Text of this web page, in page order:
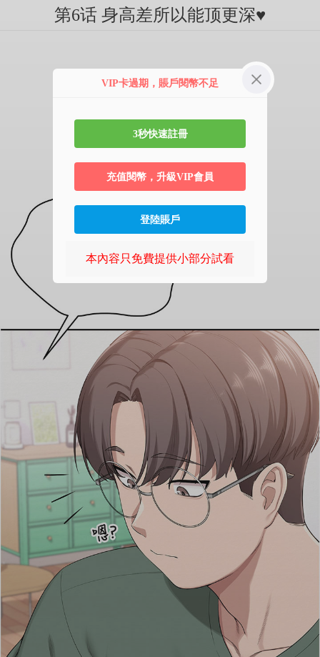
第6话 身高差所以能顶更深♥
VIP卡過期，賬戶閱幣不足
3秒快速註冊
充值閱幣，升級VIP會員
登陸賬戶
本內容只免費提供小部分試看